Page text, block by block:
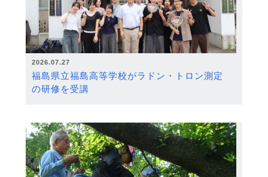
2026.07.27
福島県立福島高等学校がラドン・トロン測定
の研修を受講